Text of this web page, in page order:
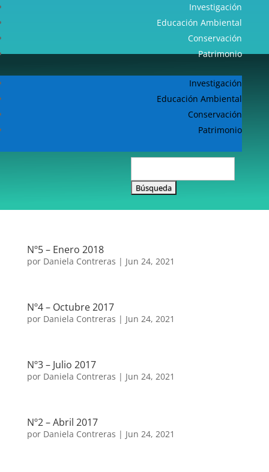
Investigación
Educación Ambiental
Conservación
Patrimonio
Investigación
Educación Ambiental
Conservación
Patrimonio
Nº5 – Enero 2018
por Daniela Contreras | Jun 24, 2021
Nº4 – Octubre 2017
por Daniela Contreras | Jun 24, 2021
Nº3 – Julio 2017
por Daniela Contreras | Jun 24, 2021
Nº2 – Abril 2017
por Daniela Contreras | Jun 24, 2021